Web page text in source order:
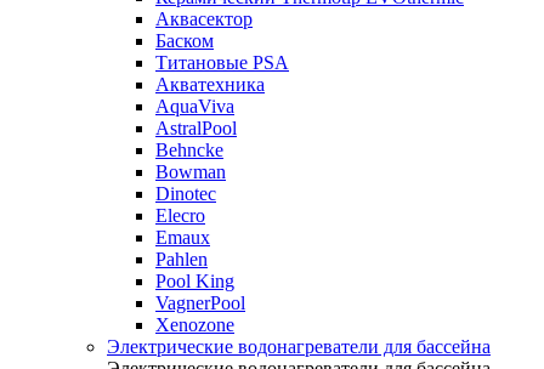
Аквасектор
Баском
Титановые PSA
Акватехника
AquaViva
AstralPool
Behncke
Bowman
Dinotec
Elecro
Emaux
Pahlen
Pool King
VagnerPool
Xenozone
Электрические водонагреватели для бассейна